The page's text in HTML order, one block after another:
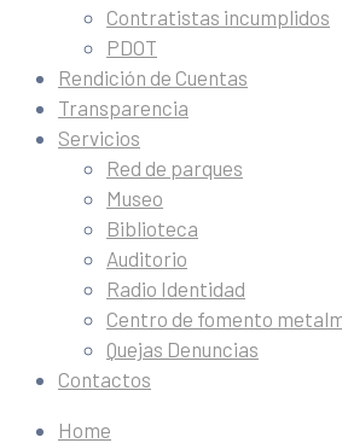
Contratistas incumplidos
PDOT
Rendición de Cuentas
Transparencia
Servicios
Red de parques
Museo
Biblioteca
Auditorio
Radio Identidad
Centro de fomento
Quejas Denuncias
Contactos
Home